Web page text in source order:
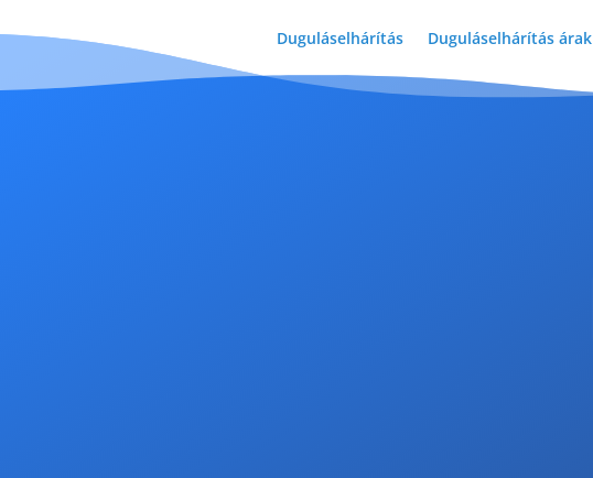
Duguláselhárítás Duguláselhárítás árak